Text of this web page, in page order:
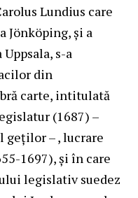
Lundius care
Jönköping, şi a
s-a
din
carte, intitulată
(1687) –
geţilor – , lucrare
1697), şi în care
legislativ suedez